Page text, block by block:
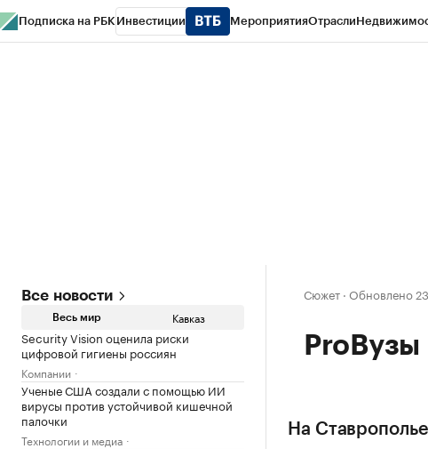
Подписка на РБК Инвестиции МероприятияОтрасли
Все новости
Весь мир Кавказ
Security Vision оценила риски
цифровой гигиены россиян
Компании
Ученые США создали с помощью ИИ
вирусы против устойчивой кишечной
палочки
Технологии и медиа
Сюжет · Обновлено
ProВузы
На